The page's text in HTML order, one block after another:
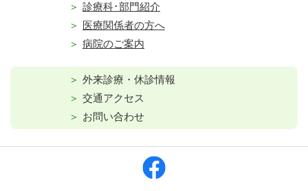
診療科･部門紹介
医療関係者の方へ
病院のご案内
外来診療・休診情報
交通アクセス
お問い合わせ